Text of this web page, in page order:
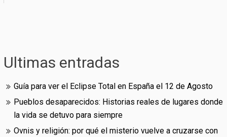
Ultimas entradas
Guía para ver el Eclipse Total en España el 12 de Agosto
Pueblos desaparecidos: Historias reales de lugares donde
la vida se detuvo para siempre
Ovnis y religión: por qué el misterio vuelve a cruzarse con